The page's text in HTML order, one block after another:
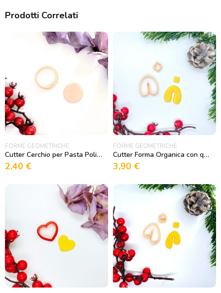
Prodotti Correlati
FORME GEOMETRICHE
Cutter Cerchio per Pasta Polimerica
2,40 €
FORME GEOMETRICHE
Cutter Forma Organica con quadratino per Pasta Polimerica
3,90 €